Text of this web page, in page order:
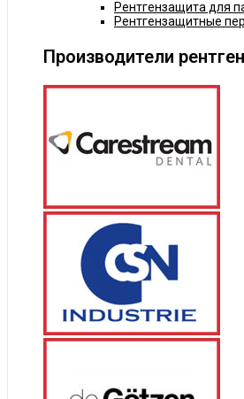
Рентгензащита для
Рентгензащитные
Производители